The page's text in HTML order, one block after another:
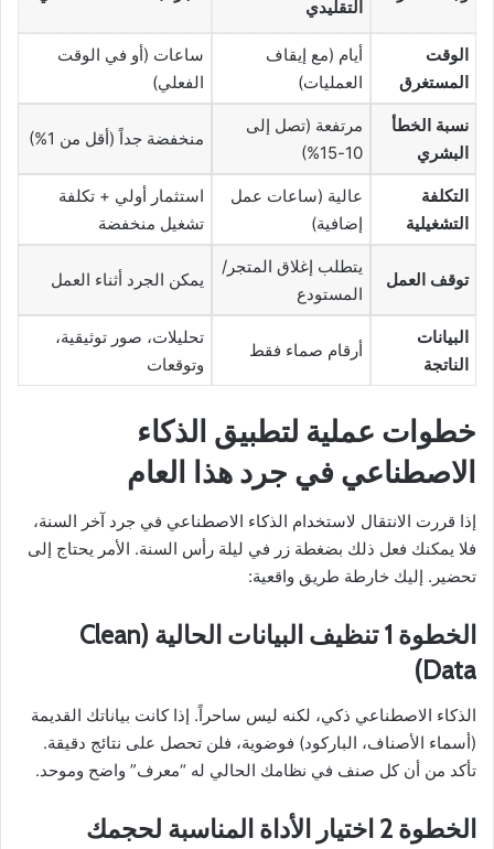
التقليدي
الوقت
المستغرق
أيام (مع إيقاف
العمليات)
ساعات (أو في الوقت
الفعلي)
نسبة الخطأ
البشري
مرتفعة (تصل إلى
10-15%)
منخفضة جداً (أقل من 1%)
التكلفة
التشغيلية
عالية (ساعات عمل
إضافية)
استثمار أولي + تكلفة
تشغيل منخفضة
توقف العمل
يتطلب إغلاق المتجر/
المستودع
يمكن الجرد أثناء العمل
البيانات
الناتجة
أرقام صماء فقط
تحليلات، صور توثيقية،
وتوقعات
خطوات عملية لتطبيق الذكاء
الاصطناعي في جرد هذا العام
إذا قررت الانتقال لاستخدام الذكاء الاصطناعي في جرد آخر السنة،
فلا يمكنك فعل ذلك بضغطة زر في ليلة رأس السنة. الأمر يحتاج إلى
تحضير. إليك خارطة طريق واقعية:
الخطوة 1 تنظيف البيانات الحالية (Clean
Data)
الذكاء الاصطناعي ذكي، لكنه ليس ساحراً. إذا كانت بياناتك القديمة
(أسماء الأصناف، الباركود) فوضوية، فلن تحصل على نتائج دقيقة.
تأكد من أن كل صنف في نظامك الحالي له “معرف” واضح وموحد.
الخطوة 2 اختيار الأداة المناسبة لحجمك